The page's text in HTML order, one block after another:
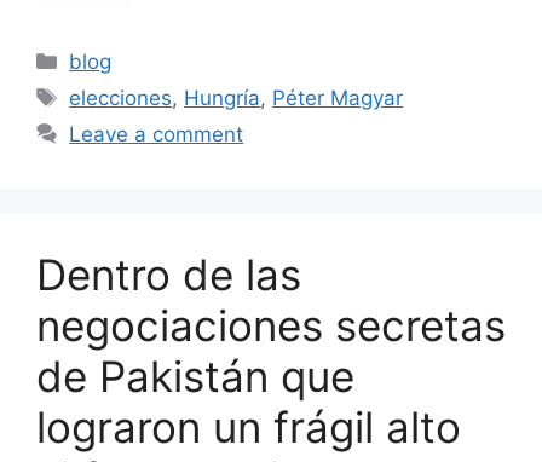
Categories
blog
Tags
elecciones, Hungría, Péter Magyar
Leave a comment
Dentro de las
negociaciones secretas
de Pakistán que
lograron un frágil alto